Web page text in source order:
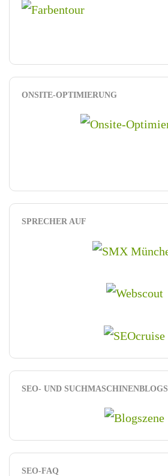
ONSITE-OPTIMIERUNG
SPRECHER AUF
SEO- UND SUCHMASCHINENBLOGS
SEO-FAQ